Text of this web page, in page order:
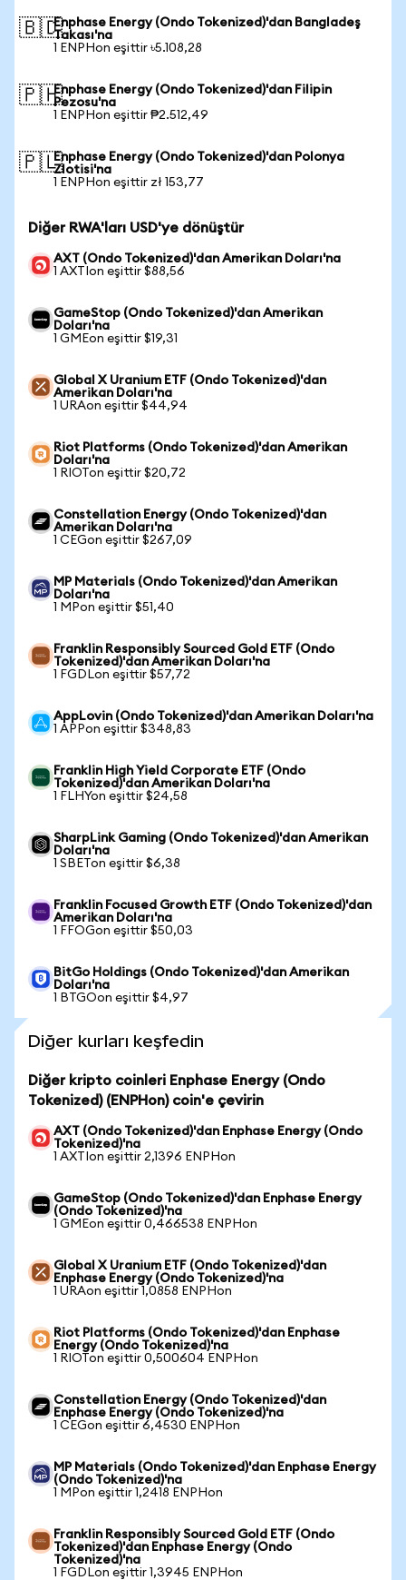
🇧🇩Enphase Energy (Ondo Tokenized)'dan Bangladeş
Takası'na
1 ENPHon eşittir ৳5.108,28
🇵🇭Enphase Energy (Ondo Tokenized)'dan Filipin
Pezosu'na
1 ENPHon eşittir ₱2.512,49
🇵🇱Enphase Energy (Ondo Tokenized)'dan Polonya
Zlotisi'na
1 ENPHon eşittir zł 153,77
Diğer RWA'ları USD'ye dönüştür
AXT (Ondo Tokenized)'dan Amerikan Doları'na
1 AXTIon eşittir $88,56
GameStop (Ondo Tokenized)'dan Amerikan
Doları'na
1 GMEon eşittir $19,31
Global X Uranium ETF (Ondo Tokenized)'dan
Amerikan Doları'na
1 URAon eşittir $44,94
Riot Platforms (Ondo Tokenized)'dan Amerikan
Doları'na
1 RIOTon eşittir $20,72
Constellation Energy (Ondo Tokenized)'dan
Amerikan Doları'na
1 CEGon eşittir $267,09
MP Materials (Ondo Tokenized)'dan Amerikan
Doları'na
1 MPon eşittir $51,40
Franklin Responsibly Sourced Gold ETF (Ondo
Tokenized)'dan Amerikan Doları'na
1 FGDLon eşittir $57,72
AppLovin (Ondo Tokenized)'dan Amerikan Doları'na
1 APPon eşittir $348,83
Franklin High Yield Corporate ETF (Ondo
Tokenized)'dan Amerikan Doları'na
1 FLHYon eşittir $24,58
SharpLink Gaming (Ondo Tokenized)'dan Amerikan
Doları'na
1 SBETon eşittir $6,38
Franklin Focused Growth ETF (Ondo Tokenized)'dan
Amerikan Doları'na
1 FFOGon eşittir $50,03
BitGo Holdings (Ondo Tokenized)'dan Amerikan
Doları'na
1 BTGOon eşittir $4,97
Diğer kurları keşfedin
Diğer kripto coinleri Enphase Energy (Ondo
Tokenized) (ENPHon) coin'e çevirin
AXT (Ondo Tokenized)'dan Enphase Energy (Ondo
Tokenized)'na
1 AXTIon eşittir 2,1396 ENPHon
GameStop (Ondo Tokenized)'dan Enphase Energy
(Ondo Tokenized)'na
1 GMEon eşittir 0,466538 ENPHon
Global X Uranium ETF (Ondo Tokenized)'dan
Enphase Energy (Ondo Tokenized)'na
1 URAon eşittir 1,0858 ENPHon
Riot Platforms (Ondo Tokenized)'dan Enphase
Energy (Ondo Tokenized)'na
1 RIOTon eşittir 0,500604 ENPHon
Constellation Energy (Ondo Tokenized)'dan
Enphase Energy (Ondo Tokenized)'na
1 CEGon eşittir 6,4530 ENPHon
MP Materials (Ondo Tokenized)'dan Enphase Energy
(Ondo Tokenized)'na
1 MPon eşittir 1,2418 ENPHon
Franklin Responsibly Sourced Gold ETF (Ondo
Tokenized)'dan Enphase Energy (Ondo
Tokenized)'na
1 FGDLon eşittir 1,3945 ENPHon